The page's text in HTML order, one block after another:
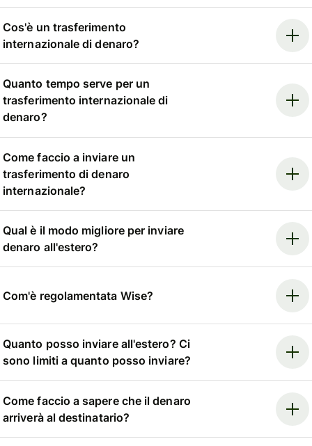
Cos'è un trasferimento
internazionale di denaro?
Quanto tempo serve per un
trasferimento internazionale di
denaro?
Come faccio a inviare un
trasferimento di denaro
internazionale?
Qual è il modo migliore per inviare
denaro all'estero?
Com'è regolamentata Wise?
Quanto posso inviare all'estero? Ci
sono limiti a quanto posso inviare?
Come faccio a sapere che il denaro
arriverà al destinatario?